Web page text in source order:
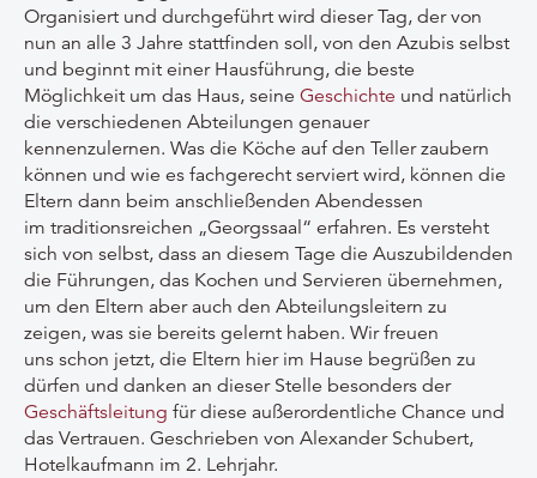
Organisiert und durchgeführt wird dieser Tag, der von
nun an alle 3 Jahre stattfinden soll, von den Azubis selbst
und beginnt mit einer Hausführung, die beste
Möglichkeit um das Haus, seine Geschichte und natürlich
die verschiedenen Abteilungen genauer
kennenzulernen. Was die Köche auf den Teller zaubern
können und wie es fachgerecht serviert wird, können die
Eltern dann beim anschließenden Abendessen
im traditionsreichen „Georgssaal“ erfahren. Es versteht
sich von selbst, dass an diesem Tage die Auszubildenden
die Führungen, das Kochen und Servieren übernehmen,
um den Eltern aber auch den Abteilungsleitern zu
zeigen, was sie bereits gelernt haben. Wir freuen
uns schon jetzt, die Eltern hier im Hause begrüßen zu
dürfen und danken an dieser Stelle besonders der
Geschäftsleitung für diese außerordentliche Chance und
das Vertrauen. Geschrieben von Alexander Schubert,
Hotelkaufmann im 2. Lehrjahr.